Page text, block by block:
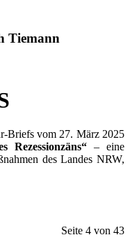
Tiemann
Briefs vom 27. März 2025
Rezessionzäns“ – eine
des Landes NRW,
Seite 4 von 43